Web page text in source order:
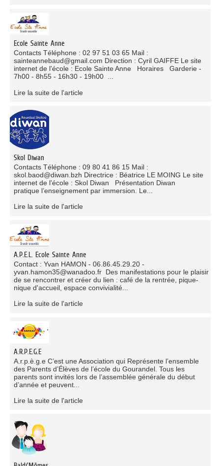
Ecole Sainte Anne
Contacts Téléphone : 02 97 51 03 65 Mail :
sainteannebaud@gmail.com Direction : Cyril GAIFFE Le site
internet de l'école : Ecole Sainte Anne Horaires Garderie -
7h00 - 8h55 - 16h30 - 19h00 ...
Lire la suite de l'article
Skol Diwan
Contacts Téléphone : 09 80 41 86 15 Mail :
skol.baod@diwan.bzh Directrice : Béatrice LE MOING Le site
internet de l'école : Skol Diwan Présentation Diwan
pratique l’enseignement par immersion. Le...
Lire la suite de l'article
A.P.E.L. Ecole Sainte Anne
Contact : Yvan HAMON - 06.86.45.29.20 -
yvan.hamon35@wanadoo.fr Des manifestations pour le plaisir
de se rencontrer et créer du lien : café de la rentrée, pique-
nique d'accueil, espace convivialité...
Lire la suite de l'article
A.R.P.E.G.E
A.r.p.è.g.e C’est une Association qui Représente l’ensemble
des Parents d’Élèves de l’école du Gourandel. Tous les
parents sont invités lors de l’assemblée générale du début
d’année et peuvent...
Lire la suite de l'article